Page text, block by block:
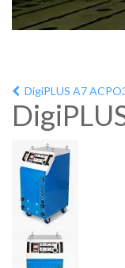
DigiPLUS A7